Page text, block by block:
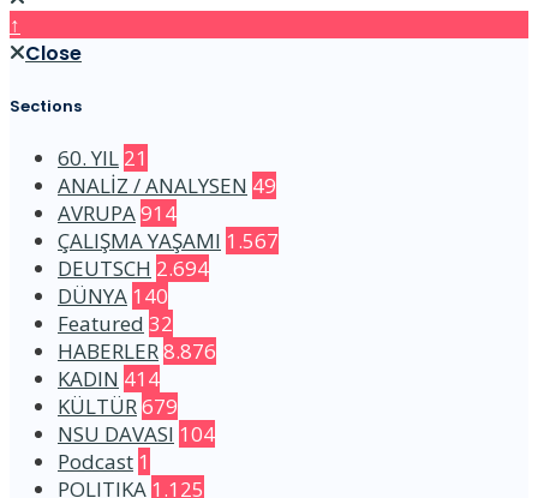
↑
Close
Sections
60. YIL 21
ANALİZ / ANALYSEN 49
AVRUPA914
ÇALIŞMA YAŞAMI 1.567
DEUTSCH 2.694
DÜNYA 140
Featured 32
HABERLER8.876
KADIN 414
KÜLTÜR679
NSU DAVASI 104
Podcast 1
POLITIKA 1.125